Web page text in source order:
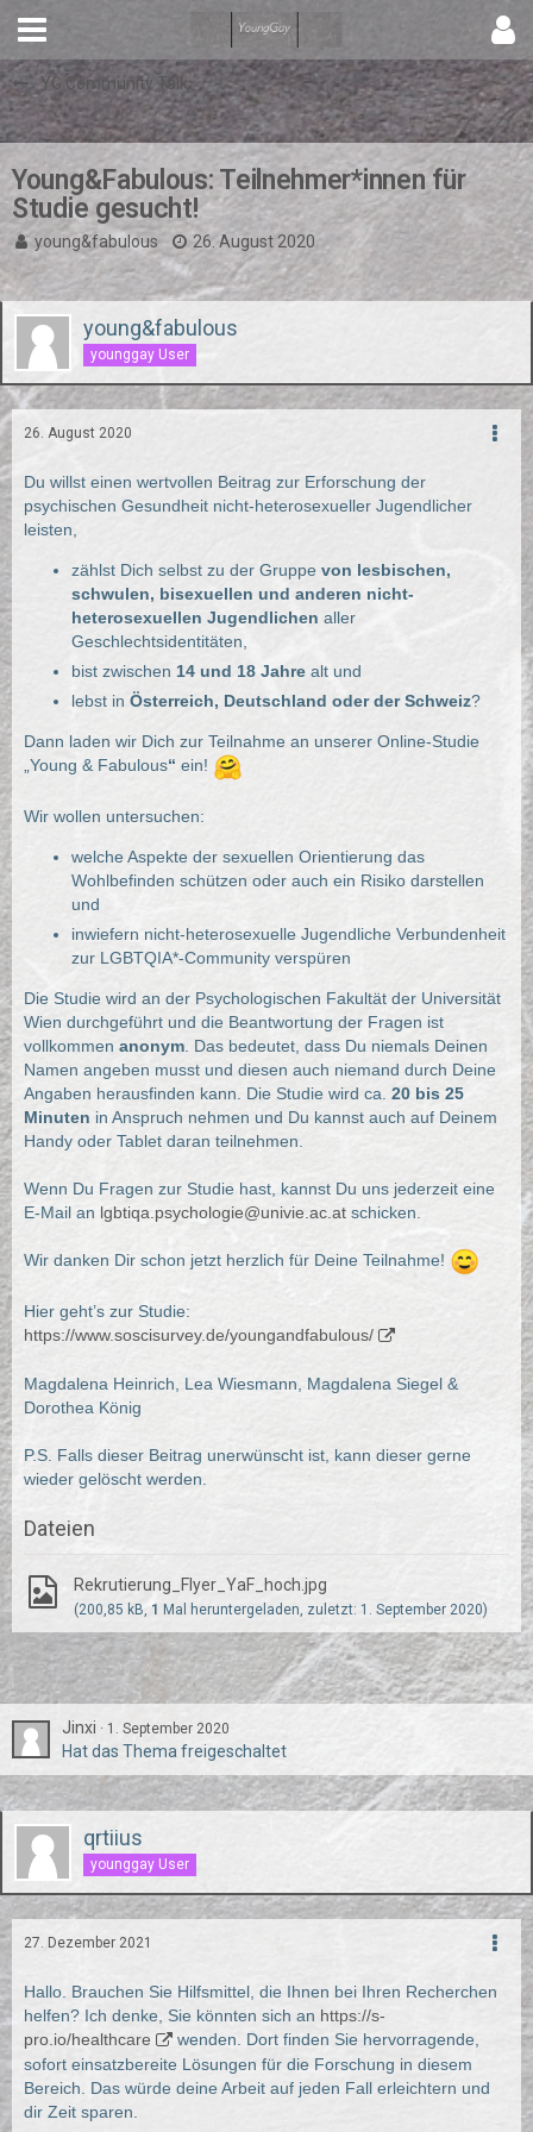
YG Community Talk
Young&Fabulous: Teilnehmer*innen für
Studie gesucht!
young&fabulous 26. August 2020
young&fabulous
younggay User
26. August 2020
Du willst einen wertvollen Beitrag zur Erforschung der
psychischen Gesundheit nicht-heterosexueller Jugendlicher
leisten,
zählst Dich selbst zu der Gruppe von lesbischen,
schwulen, bisexuellen und anderen nicht-
heterosexuellen Jugendlichen aller
Geschlechtsidentitäten,
bist zwischen 14 und 18 Jahre alt und
lebst in Österreich, Deutschland oder der Schweiz?
Dann laden wir Dich zur Teilnahme an unserer Online-Studie
„Young & Fabulous“ ein!
Wir wollen untersuchen:
welche Aspekte der sexuellen Orientierung das
Wohlbefinden schützen oder auch ein Risiko darstellen
und
inwiefern nicht-heterosexuelle Jugendliche Verbundenheit
zur LGBTQIA*-Community verspüren
Die Studie wird an der Psychologischen Fakultät der Universität
Wien durchgeführt und die Beantwortung der Fragen ist
vollkommen anonym . Das bedeutet, dass Du niemals Deinen
Namen angeben musst und diesen auch niemand durch Deine
Angaben herausfinden kann. Die Studie wird ca. 20 bis 25
Minuten in Anspruch nehmen und Du kannst auch auf Deinem
Handy oder Tablet daran teilnehmen.
Wenn Du Fragen zur Studie hast, kannst Du uns jederzeit eine
E-Mail an lgbtiqa.psychologie@univie.ac.at schicken.
Wir danken Dir schon jetzt herzlich für Deine Teilnahme!
Hier geht’s zur Studie:
https://www.soscisurvey.de/youngandfabulous/
Magdalena Heinrich, Lea Wiesmann, Magdalena Siegel &
Dorothea König
P.S. Falls dieser Beitrag unerwünscht ist, kann dieser gerne
wieder gelöscht werden.
Dateien
Rekrutierung_Flyer_YaF_hoch.jpg
(200,85 kB, 1 Mal heruntergeladen, zuletzt: 1. September 2020)
Jinxi 1. September 2020
Hat das Thema freigeschaltet
qrtiius
younggay User
27. Dezember 2021
Hallo. Brauchen Sie Hilfsmittel, die Ihnen bei Ihren Recherchen
helfen? Ich denke, Sie könnten sich an https://s-
pro.io/healthcare
wenden. Dort finden Sie hervorragende,
sofort einsatzbereite Lösungen für die Forschung in diesem
Bereich. Das würde deine Arbeit auf jeden Fall erleichtern und
dir Zeit sparen.